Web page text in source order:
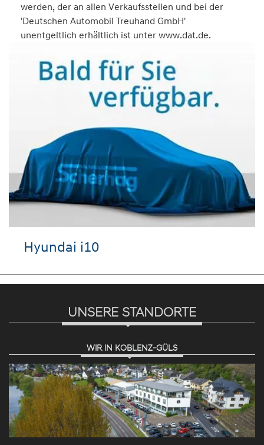
werden, der an allen Verkaufsstellen und bei der
'Deutschen Automobil Treuhand GmbH'
unentgeltlich erhältlich ist unter www.dat.de.
Hyundai i10
UNSERE STANDORTE
WIR IN KOBLENZ-GÜLS